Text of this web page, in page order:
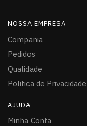
NOSSA EMPRESA
Compania
Pedidos
Qualidade
Politica de Privacidade
AJUDA
Minha Conta